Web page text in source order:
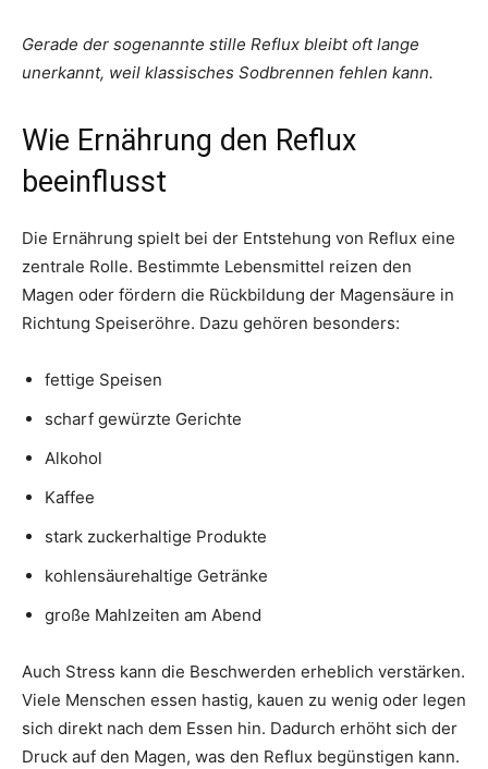
Gerade der sogenannte stille Reflux bleibt oft lange
unerkannt, weil klassisches Sodbrennen fehlen kann.
Wie Ernährung den Reflux
beeinflusst
Die Ernährung spielt bei der Entstehung von Reflux eine
zentrale Rolle. Bestimmte Lebensmittel reizen den
Magen oder fördern die Rückbildung der Magensäure in
Richtung Speiseröhre. Dazu gehören besonders:
fettige Speisen
scharf gewürzte Gerichte
Alkohol
Kaffee
stark zuckerhaltige Produkte
kohlensäurehaltige Getränke
große Mahlzeiten am Abend
Auch Stress kann die Beschwerden erheblich verstärken.
Viele Menschen essen hastig, kauen zu wenig oder legen
sich direkt nach dem Essen hin. Dadurch erhöht sich der
Druck auf den Magen, was den Reflux begünstigen kann.